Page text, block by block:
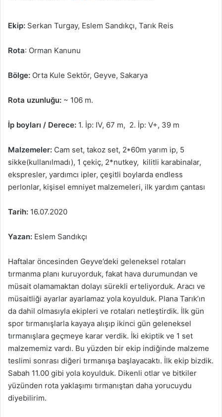
Ekip: Serkan Turgay, Eslem Sandıkçı, Tarık Reis
Rota: Orman Kanunu
Bölge: Orta Kule Sektör, Geyve, Sakarya
Rota uzunluğu: ~ 106 m.
İp boyları / Derece: 1. İp: IV, 67 m, 2. İp: V+, 39 m
Malzemeler: Cam set, takoz set, 2*60m yarım ip, 5
sikke(kullanılmadı), 1 çekiç, 2*nutkey, kilitli karabinalar,
ekspresler, yardımcı ipler, çeşitli boylarda endless
perlonlar, kişisel emniyet malzemeleri, ilk yardım çantası
Tarih: 16.07.2020
Yazan: Eslem Sandıkçı
Haftalar öncesinden Geyve’deki geleneksel rotaları
tırmanma planı kuruyorduk, fakat hava durumundan ve
müsait olamamaktan dolayı sürekli erteliyorduk. Aracı ve
müsaitliği ayarlar ayarlamaz yola koyulduk. Plana Tarık’ın
da dahil olmasıyla ekipleri ve rotaları netleştirdik. İlk gün
spor tırmanışlarla kayaya alışıp ikinci gün geleneksel
tırmanışlara geçmeye karar verdik. İki ekiptik ve 1 set
malzememiz vardı. Bu yüzden bir ekip indiğinde malzeme
teslimi sonrası diğeri tırmanışa başlayacaktı. İlk ekip bizdik.
Sabah 11.00 gibi yola koyulduk. Dikenli otlar ve bitkiler
yüzünden rota yaklaşımı tırmanıştan daha yorucuydu
diyebilirim.